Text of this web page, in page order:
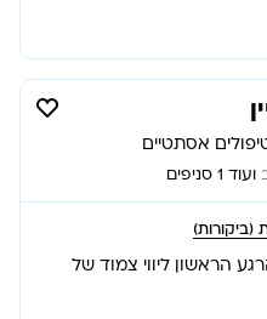
אסתטיים
ועוד 1 סניפים
(ביקורות)
הראשון ליווי צמוד של